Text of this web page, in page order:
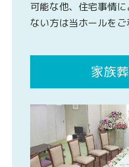
可能な他、住宅事情
ない方は当ホールをご
家族